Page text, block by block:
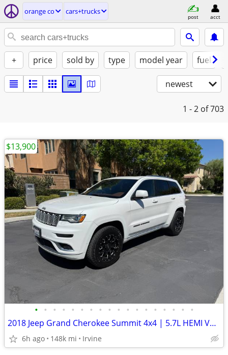
orange co cars+trucks
post acct
+ price sold by type model year fuel
newest
1 - 2 of 703
• • • • • • • • • • • • • • • • • •
2018 Jeep Grand Cherokee Summit 4x4 | 5.7L HEMI V8 | Fully Loaded
6h ago 148k mi Irvine
$13,900